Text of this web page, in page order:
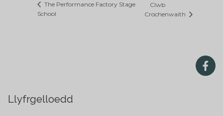
The Performance Factory Stage
School
Clwb
Crochenwaith
Llyfrgelloedd